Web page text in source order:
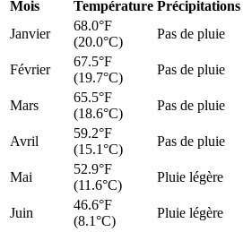
Mois Température Précipitations
Janvier
68.0°F
(20.0°C)
Pas de pluie
Février
67.5°F
(19.7°C)
Pas de pluie
Mars
65.5°F
(18.6°C)
Pas de pluie
Avril
59.2°F
(15.1°C)
Pas de pluie
Mai
52.9°F
(11.6°C)
Pluie légère
Juin
46.6°F
(8.1°C)
Pluie légère